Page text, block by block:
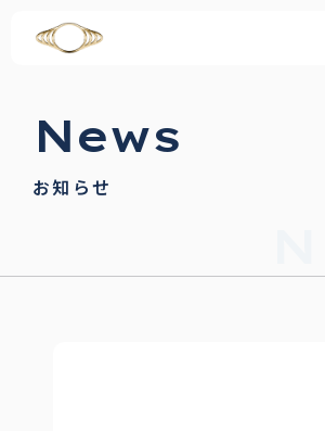
News
お知らせ